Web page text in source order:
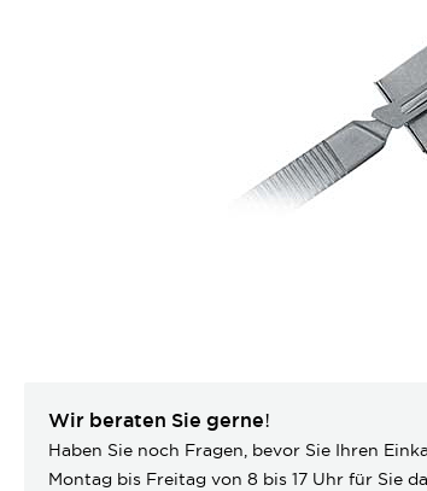
Wir beraten Sie gerne!
Haben Sie noch Fragen, bevor Sie Ihren
Montag bis Freitag von 8 bis 17 Uhr für Sie